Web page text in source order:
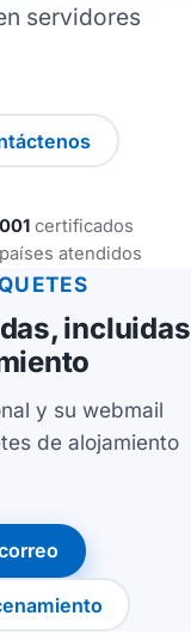
servidores
certificados
atendidos
incluidas
y su webmail
de alojamiento